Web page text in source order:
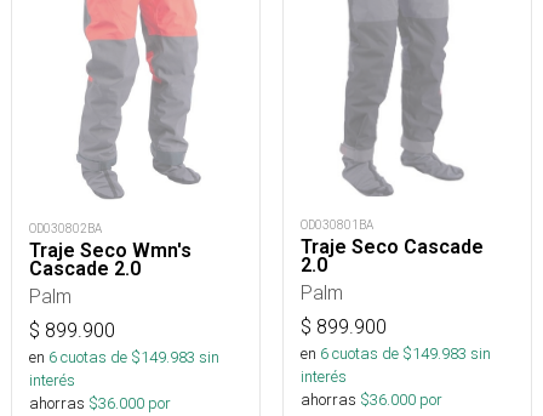
OD030802BA
Traje Seco Wmn's
Cascade 2.0
Palm
$ 899.900
en 6cuotas de $149.983 sin
interés
ahorras $36.000 por
OD030801BA
Traje Seco Cascade
2.0
Palm
$ 899.900
en 6cuotas de $149.983 sin
interés
ahorras $36.000 por